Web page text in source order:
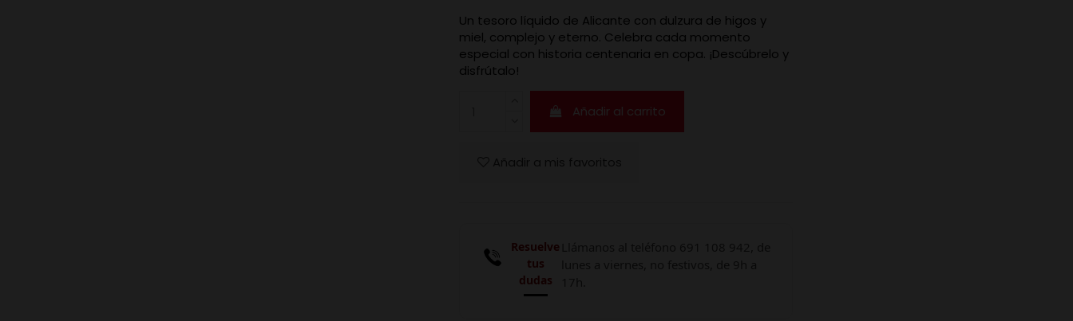
Un tesoro líquido de Alicante con dulzura de higos y
miel, complejo y eterno. Celebra cada momento
especial con historia centenaria en copa. ¡Descúbrelo y
disfrútalo!
Añadir al carrito
Resuelve
tus
dudas